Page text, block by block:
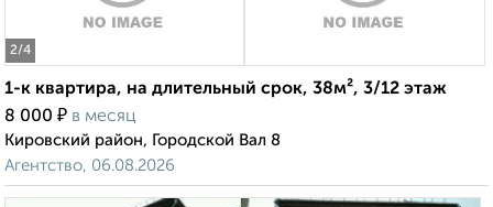
2/4
1-к квартира, на длительный срок, 38м², 3/12 этаж
8 000 ₽ в месяц
Кировский район, Городской Вал 8
Агентство, 06.08.2026